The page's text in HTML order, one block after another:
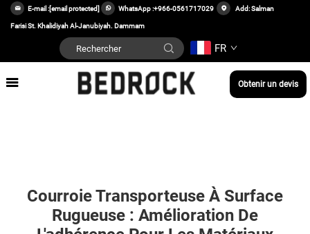
E-mail :[email protected] WhatsApp :+966-0561717029 Add: Salman
Farisi St. Khalidiyah Al-Janubiyah. Dammam
FR
Obtenir un devis
Courroie Transporteuse À Surface
Rugueuse : Amélioration De